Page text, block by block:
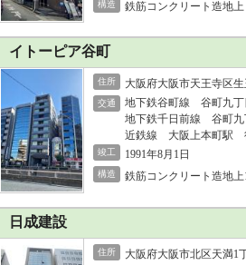
構造 鉄筋コンクリート造地
イトーピア谷町
住所 大阪府大阪市天王寺区
交通
地下鉄谷町線 谷町九
地下鉄千日前線 谷町
近鉄線 大阪上本町駅
竣工 1991年8月1日
構造 鉄筋コンクリート造地上
日成建設
住所 大阪府大阪市北区天満1